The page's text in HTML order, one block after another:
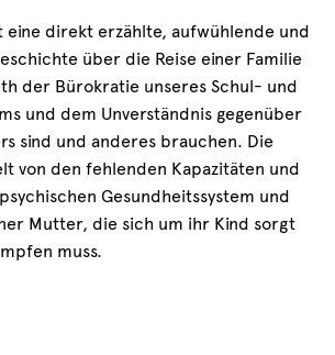
eine direkt erzählte, aufwühlende und
über die Reise einer Familie
der Bürokratie unseres Schul- und
und dem Unverständnis gegenüber
sind und anderes brauchen. Die
von den fehlenden Kapazitäten und
Gesundheitssystem und
Mutter, die sich um ihr Kind sorgt
muss.